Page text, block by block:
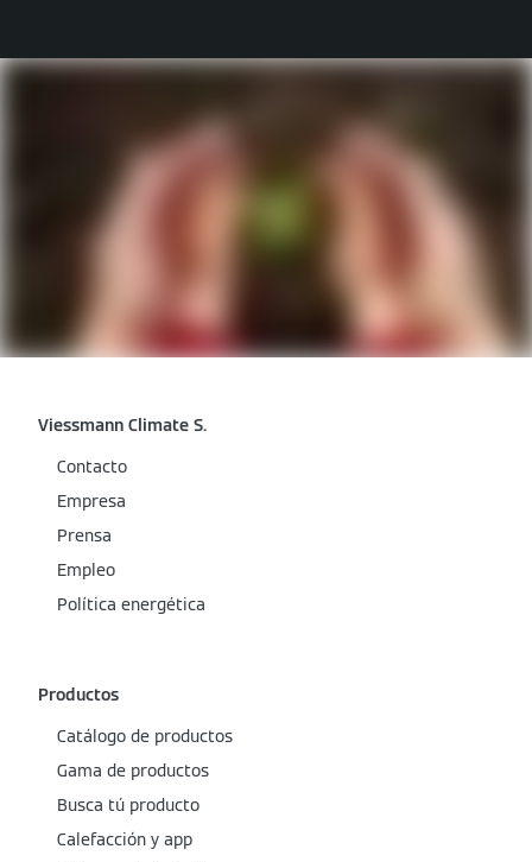
Viessmann Climate S.
Contacto
Empresa
Prensa
Empleo
Política energética
Productos
Catálogo de productos
Gama de productos
Busca tú producto
Calefacción y app